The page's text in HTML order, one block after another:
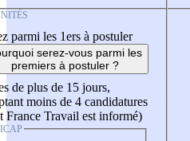
parmi les 1ers à postuler
serez-vous parmi les
premiers à postuler ?
de plus de 15 jours,
moins de 4 candidatures
France Travail est informé)